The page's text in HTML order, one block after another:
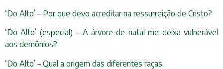
‘Do Alto’ – Por que devo acreditar na ressurreição de Cristo?
‘Do Alto’ (especial) – A árvore de natal me deixa vulnerável
aos demônios?
‘Do Alto’ – Qual a origem das diferentes raças